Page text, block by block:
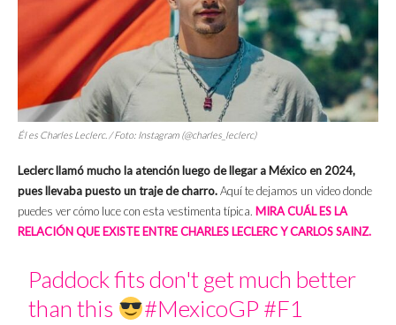
Él es Charles Leclerc. / Foto: Instagram (@charles_leclerc)
Leclerc llamó mucho la atención luego de llegar a México en 2024,
pues llevaba puesto un traje de charro.Aquí te dejamos un video donde
puedes ver cómo luce con esta vestimenta típica. MIRA CUÁL ES LA
RELACIÓN QUE EXISTE ENTRE CHARLES LECLERC Y CARLOS SAINZ.
Paddock fits don't get much better
than this
#MexicoGP #F1